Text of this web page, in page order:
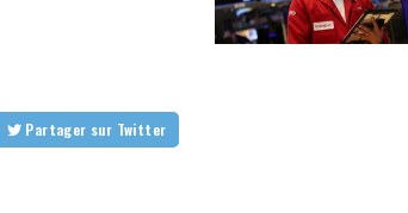
Partager sur Twitter